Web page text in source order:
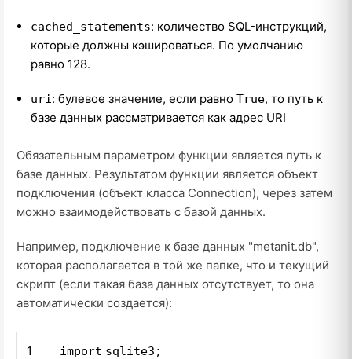
cached_statements: количество SQL-инструкций,
которые должны кэшироваться. По умолчанию
равно 128.
uri: булевое значение, если равно True, то путь к
базе данных рассматривается как адрес URI
Обязательным параметром функции является путь к
базе данных. Результатом функции является объект
подключения (объект класса Connection), через затем
можно взаимодействовать с базой данных.
Например, подключение к базе данных "metanit.db",
которая располагается в той же папке, что и текущий
скрипт (если такая база данных отсутствует, то она
автоматически создается):
1
import sqlite3;